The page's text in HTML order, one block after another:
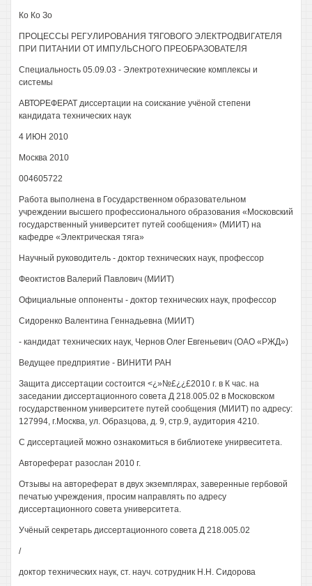
Ко Ко Зо
ПРОЦЕССЫ РЕГУЛИРОВАНИЯ ТЯГОВОГО ЭЛЕКТРОДВИГАТЕЛЯ
ПРИ ПИТАНИИ ОТ ИМПУЛЬСНОГО ПРЕОБРАЗОВАТЕЛЯ
Специальность 05.09.03 - Электротехнические комплексы и
системы
АВТОРЕФЕРАТ диссертации на соискание учёной степени
кандидата технических наук
4 ИЮН 2010
Москва 2010
004605722
Работа выполнена в Государственном образовательном
учреждении высшего профессионального образования «Московский
государственный университет путей сообщения» (МИИТ) на
кафедре «Электрическая тяга»
Научный руководитель - доктор технических наук, профессор
Феоктистов Валерий Павлович (МИИТ)
Официальные оппоненты - доктор технических наук, профессор
Сидоренко Валентина Геннадьевна (МИИТ)
- кандидат технических наук, Чернов Олег Евгеньевич (ОАО «РЖД»)
Ведущее предприятие - ВИНИТИ РАН
Защита диссертации состоится <¿»№£¿¿£2010 г. в К час. на
заседании диссертационного совета Д 218.005.02 в Московском
государственном университете путей сообщения (МИИТ) по адресу:
127994, г.Москва, ул. Образцова, д. 9, стр.9, аудитория 4210.
С диссертацией можно ознакомиться в библиотеке унирвеситета.
Автореферат разослан 2010 г.
Отзывы на автореферат в двух экземплярах, заверенные гербовой
печатью учреждения, просим направлять по адресу
диссертационного совета университета.
Учёный секретарь диссертационного совета Д 218.005.02
/
доктор технических наук, ст. науч. сотрудник H.H. Сидорова